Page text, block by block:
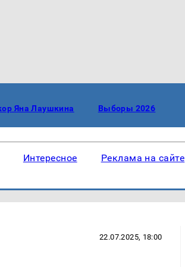
Яна Лаушкина Выборы 2026
Интересное Реклама на сайте
22.07.2025, 18:00